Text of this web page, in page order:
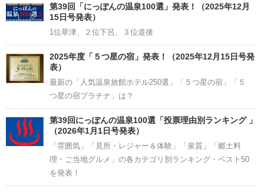
Channel
第39回「にっぽんの温泉100選」発表！（2025年12月
15日号発表）
1位草津、２位下呂、３位道後
2025年度「５つ星の宿」発表！（2025年12月15日号発
表）
最新の「人気温泉旅館ホテル250選」「５つ星の宿」「５
つ星の宿プラチナ」は？
第39回にっぽんの温泉100選「投票理由別ランキング 」
（2026年1月1日号発表）
「雰囲気」「見所・レジャー＆体験」「泉質」「郷土料
理・ご当地グルメ」の各カテゴリ別ランキング・ベスト50
を発表！